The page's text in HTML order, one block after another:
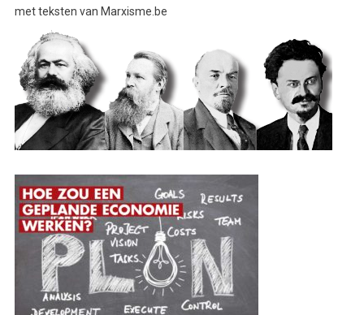
met teksten van Marxisme.be